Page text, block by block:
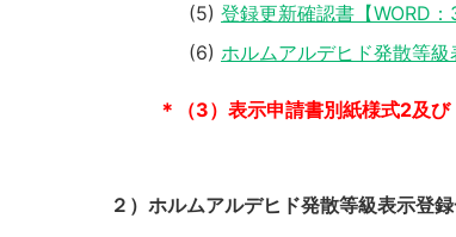
登録更新確認書【WORD：
ホルムアルデヒド発散等級
＊（3）表示申請書別紙様式2及
２）ホルムアルデヒド発散等級表示登